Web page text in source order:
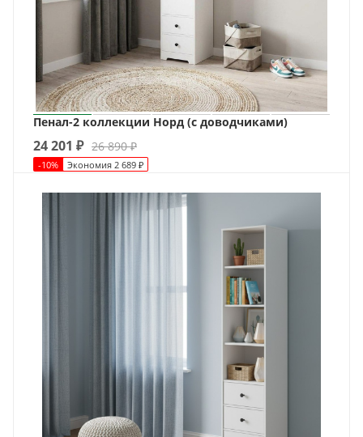
Пенал-2 коллекции Норд (с доводчиками)
24 201 ₽ 26 890₽
-10% Экономия 2 689 ₽